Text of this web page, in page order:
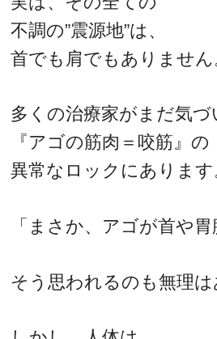
不調の”震源地”は、
首でも肩でもありません
多くの治療家がまだ気づ
『アゴの筋肉＝咬筋』の
異常なロックにあります
「まさか、アゴが首や胃
そう思われるのも無理は